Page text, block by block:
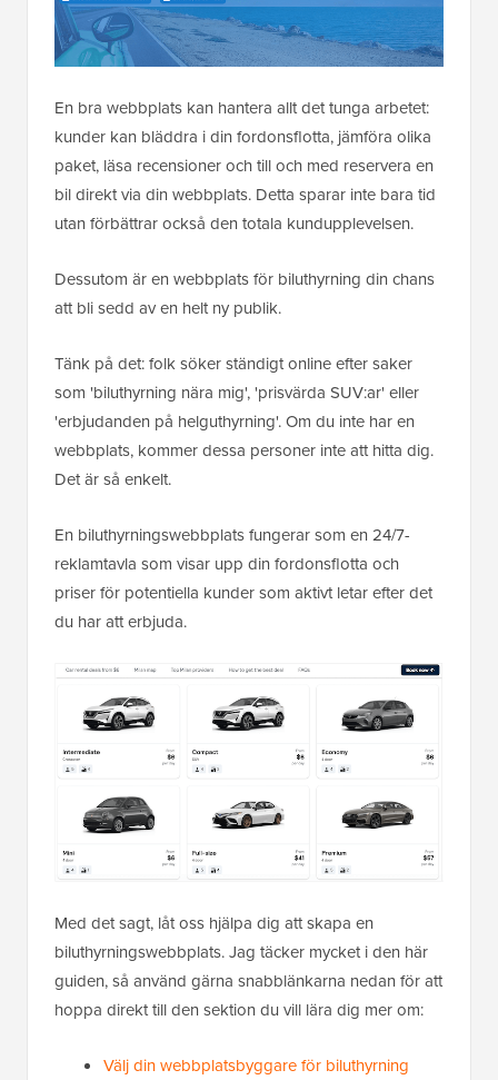
En bra webbplats kan hantera allt det tunga arbetet:
kunder kan bläddra i din fordonsflotta, jämföra olika
paket, läsa recensioner och till och med reservera en
bil direkt via din webbplats. Detta sparar inte bara tid
utan förbättrar också den totala kundupplevelsen.
Dessutom är en webbplats för biluthyrning din chans
att bli sedd av en helt ny publik.
Tänk på det: folk söker ständigt online efter saker
som 'biluthyrning nära mig', 'prisvärda SUV:ar' eller
'erbjudanden på helguthyrning'. Om du inte har en
webbplats, kommer dessa personer inte att hitta dig.
Det är så enkelt.
En biluthyrningswebbplats fungerar som en 24/7-
reklamtavla som visar upp din fordonsflotta och
priser för potentiella kunder som aktivt letar efter det
du har att erbjuda.
Med det sagt, låt oss hjälpa dig att skapa en
biluthyrningswebbplats. Jag täcker mycket i den här
guiden, så använd gärna snabblänkarna nedan för att
hoppa direkt till den sektion du vill lära dig mer om:
Välj din webbplatsbyggare för biluthyrning